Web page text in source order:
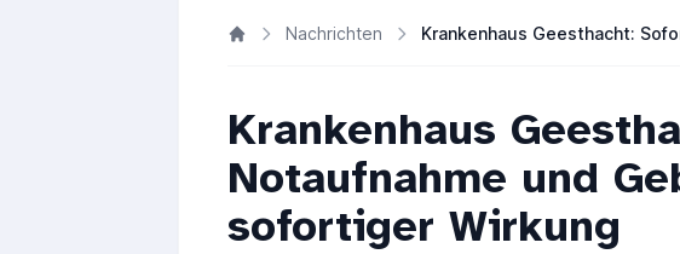
Nachrichten
Krankenhaus
Notaufnahme und
sofortiger Wirkung